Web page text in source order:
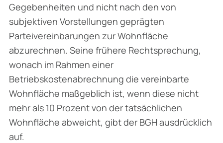
Gegebenheiten und nicht nach den von
subjektiven Vorstellungen geprägten
Parteivereinbarungen zur Wohnfläche
abzurechnen. Seine frühere Rechtsprechung,
wonach im Rahmen einer
Betriebskostenabrechnung die vereinbarte
Wohnfläche maßgeblich ist, wenn diese nicht
mehr als 10 Prozent von der tatsächlichen
Wohnfläche abweicht, gibt der BGH ausdrücklich
auf.